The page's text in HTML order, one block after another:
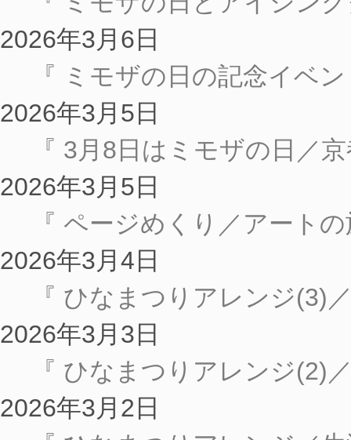
2026年3月6日
『 ミモザの日の記念イベ
2026年3月5日
『 3月8日はミモザの日／
2026年3月5日
『 ページめくり／アート
2026年3月4日
『 ひなまつりアレンジ(3)
2026年3月3日
『 ひなまつりアレンジ(2)
2026年3月2日